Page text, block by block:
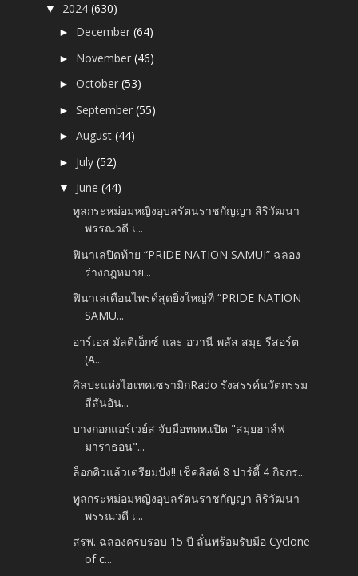
▼ 2024(630)
► December(64)
► November(46)
►October(53)
►September(55)
►August(44)
► July(52)
▼ June(44)
ทูลกระหม่อมหญิงอุบลรัตนราชกัญญา สิริวัฒนา
พรรณวดี เ...
ฟินาเล่ปิดท้าย “PRIDE NATION SAMUI” ฉลอง
ร่างกฎหมาย...
ฟินาเล่เดือนไพรด์สุดยิ่งใหญ่ที่ “PRIDE NATION
SAMU...
อาร์เอส มัลติเอ็กซ์ และ อวานี พลัส สมุย รีสอร์ต
(A...
ศิลปะแห่งไฮเทคเซรามิกRado รังสรรค์นวัตกรรม
สีสันอัน...
บางกอกแอร์เวย์ส จับมือททท.เปิด "สมุยฮาล์ฟ
มาราธอน"...
ล็อกคิวแล้วเตรียมปัง!! เช็คลิสต์ 8 ปาร์ตี้ 4 กิจกร...
ทูลกระหม่อมหญิงอุบลรัตนราชกัญญา สิริวัฒนา
พรรณวดี เ...
สรพ. ฉลองครบรอบ 15 ปี ลั่นพร้อมรับมือ Cyclone
of c...